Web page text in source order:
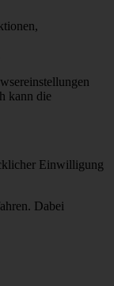
kann die
Einwilligung
Dabei